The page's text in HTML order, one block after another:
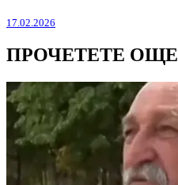
17.02.2026
ПРОЧЕТЕТЕ ОЩЕ